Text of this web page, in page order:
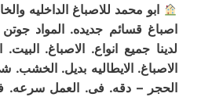
ابو محمد للاصباغ الداخليه
اصباغ قسائم جديده. المواد جوتن
لدينا جميع انواع. الاصباغ.
الاصباغ. الايطاليه بديل. الخشب.
الحجر – دقه. فى. العمل سرعه.